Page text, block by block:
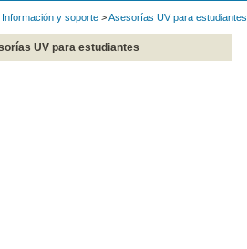
Información y soporte >Asesorías UV para estudiantes
UV para estudiantes